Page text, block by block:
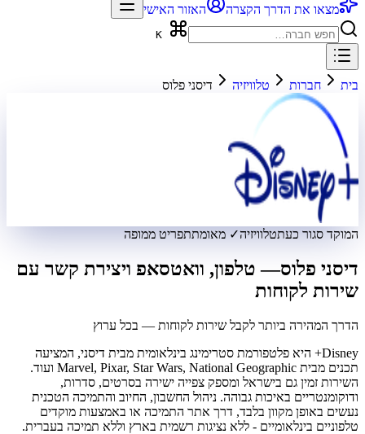
מצאו את הדרך הקצרה האזור האישי
בית חברות טלוויזיה דיסני פלוס
המוקד סגור כעתטלוויזיה✓ מאומתתפריט ממופה
דיסני פלוס— טלפון, וואטסאפ ויצירת קשר עם
שירות לקוחות
הדרך המהירה ביותר לקבל שירות לקוחות — בכל ערוץ
Disney+ היא פלטפורמת סטרימינג בינלאומית מבית דיסני, המציעה
תכנים מבית Marvel, Pixar, Star Wars, National Geographic ועוד.
השירות זמין גם בישראל ומספק צפייה ישירה בסרטים, סדרות,
ודוקומנטריים באיכות גבוהה. ניהול החשבון, החיוב והתמיכה הטכנית
נעשים באופן מקוון בלבד, דרך אתר התמיכה או באמצעות מוקדים
טלפוניים בינלאומיים - ללא נציגות רשמית בארץ וללא תמיכה בעברית.